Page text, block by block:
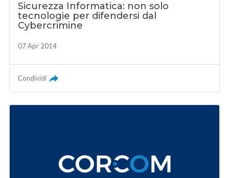
Sicurezza Informatica: non solo
tecnologie per difendersi dal
Cybercrimine
07 Apr 2014
Condividi